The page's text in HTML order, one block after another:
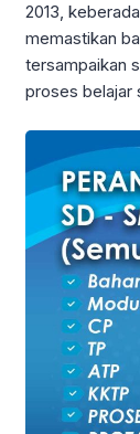
2013,
memastikan
tersampaikan
proses belajar